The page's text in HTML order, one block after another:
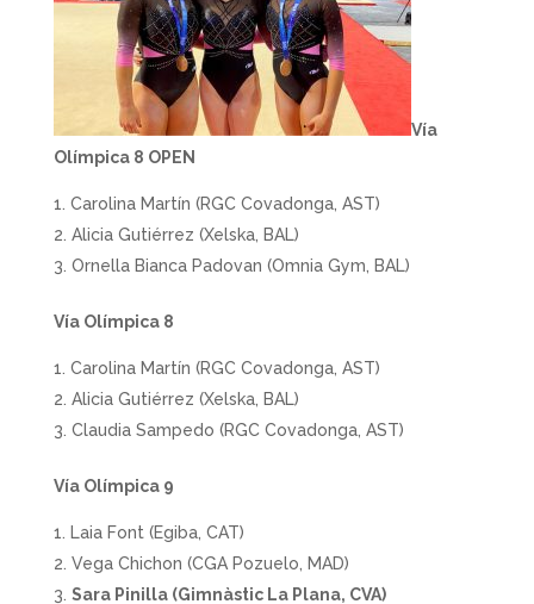
Vía
Olímpica 8 OPEN
Carolina Martín (RGC Covadonga, AST)
Alicia Gutiérrez (Xelska, BAL)
Ornella Bianca Padovan (Omnia Gym, BAL)
Vía Olímpica 8
Carolina Martín (RGC Covadonga, AST)
Alicia Gutiérrez (Xelska, BAL)
Claudia Sampedo (RGC Covadonga, AST)
Vía Olímpica 9
Laia Font (Egiba, CAT)
Vega Chichon (CGA Pozuelo, MAD)
Sara Pinilla (Gimnàstic La Plana, CVA)